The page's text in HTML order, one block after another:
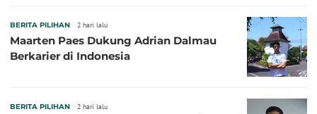
BERITA PILIHAN 2 hari lalu
Maarten Paes Dukung Adrian Dalmau
Berkarier di Indonesia
BERITA PILIHAN 2 hari lalu